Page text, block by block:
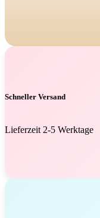
Schneller Versand
Lieferzeit 2-5 Werktage